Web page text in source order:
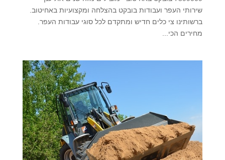
שירותי העפר ועבודות בובקט בהצלחה ומקצועיות באחיטוב.
ברשותינו צי כלים חדיש ומתקדם לכל סוגי עבודות העפר.
מחירים הכי...